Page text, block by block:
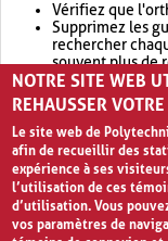
Vérifiez que
Supprimez les
rechercher
souvent plus de
Envisagez
retournera
NOTRE SITE WEB
REHAUSSER
Le site web de
afin de recueillir des
expérience à ses
l’utilisation de ces
d’utilisation. Vous
vos paramètres de